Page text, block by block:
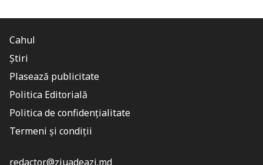
Cahul
Știri
Plasează publicitate
Politica Editorială
Politica de confidențialitate
Termeni și condiții
redactor@ziuadeazi.md